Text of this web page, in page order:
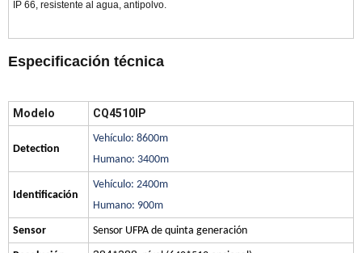
IP 66, resistente al agua, antipolvo.
Especificación técnica
Modelo CQ4510IP
Detection
Vehículo: 8600m
Humano: 3400m
Identificación
Vehículo: 2400m
Humano: 900m
Sensor Sensor UFPA de quinta generación